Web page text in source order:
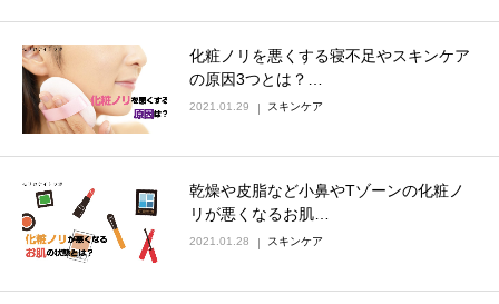
化粧ノリを悪くする寝不足やスキンケア
の原因3つとは？…
2021.01.29 スキンケア
乾燥や皮脂など小鼻やTゾーンの化粧ノ
リが悪くなるお肌…
2021.01.28 スキンケア